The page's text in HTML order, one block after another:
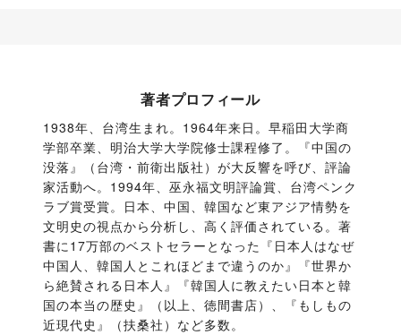
著者プロフィール
1938年、台湾生まれ。1964年来日。早稲田大学商
学部卒業、明治大学大学院修士課程修了。『中国の
没落』（台湾・前衛出版社）が大反響を呼び、評論
家活動へ。1994年、巫永福文明評論賞、台湾ペンク
ラブ賞受賞。日本、中国、韓国など東アジア情勢を
文明史の視点から分析し、高く評価されている。著
書に17万部のベストセラーとなった『日本人はなぜ
中国人、韓国人とこれほどまで違うのか』『世界か
ら絶賛される日本人』『韓国人に教えたい日本と韓
国の本当の歴史』（以上、徳間書店）、『もしもの
近現代史』（扶桑社）など多数。